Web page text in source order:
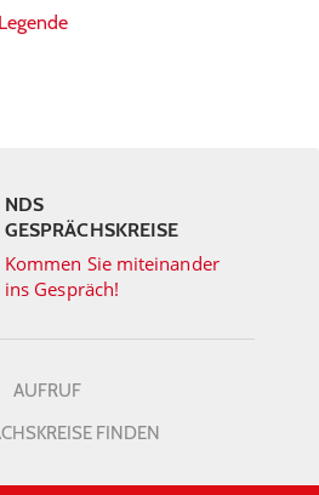
NDS
GESPRÄCHSKREISE
Kommen Sie miteinander
ins Gespräch!
AUFRUF
FINDEN